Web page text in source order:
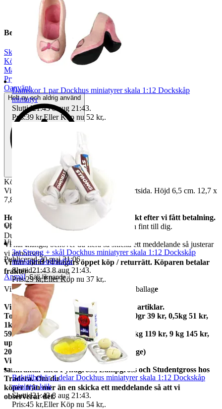
Beskrivning
Skala 1:12|
Kök
Mat & dryck
Prylpaket
Oanvänt
Helt ny och aldrig använd
Köksbord med lådor Vitt
Vitt trä med en utdragbar låda på varje kortsida. Höjd 6,5 cm. 12,7 x
7,8 cm.
Helt nya och oanvända. Vi skickar direkt efter vi fått betalning.
Vi garanterar att allt kommer fram helt och fint till dig.
Du får varan som finns på första bilden.
Vi har många, behöver du flera så skicka ett meddelande så justerar
vi annonsen.
Vi har alltid 14 dagars öppet köp / returrätt. Köparen betalar
frakter.
Vikt ca x gram med förpackning + postemballage
Vi samfraktar gärna om du köper flera artiklar.
Total frakt: 50gr 15 kr, 100gr 25 kr, 250gr 39 kr, 0,5kg 51 kr,
1kg
59kr, 2kg 73 kr, 3kg 79 kr, 5kg 95 kr, 7kg 119 kr, 9 kg 145 kr,
upp till
20kg 159 kr (priserna gäller inom Sverige)
Vi
samfraktar med Fyndgross, Lampgross och Studentgross hos
Tradera. Om du
köper från mer än en skicka ett meddelande så att vi
observerar det.
Objektnr
732 585 615
Visningar
Publicerad 20 maj 21:06
Anmäl Sälj liknande
Damskor 1 par Dockhus miniatyrer skala 1:12 Dockskåp
miniatyr
Sluttid21:43 8 aug 21:43.
Pris:39 kr,Eller Köp nu 52 kr,.
3st Strong + skål Dockhus miniatyrer skala 1:12 Dockskåp
miniatyr Godisaffär
Sluttid21:43 8 aug 21:43.
Pris:29 kr,Eller Köp nu 37 kr,.
Baktillbehör 4 delar Dockhus miniatyrer skala 1:12 Dockskåp
miniatyr kök
Sluttid21:43 8 aug 21:43.
Pris:45 kr,Eller Köp nu 54 kr,.